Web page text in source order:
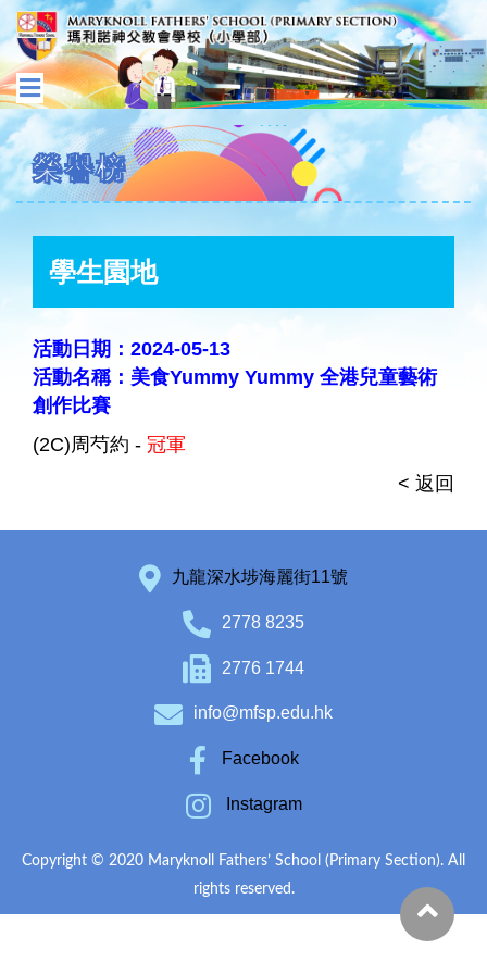
榮譽榜
學生園地
活動日期：2024-05-13
活動名稱：美食Yummy Yummy 全港兒童藝術
創作比賽
(2C)周芍約 - 冠軍
< 返回
九龍深水埗海麗街11號
2778 8235
2776 1744
info@mfsp.edu.hk
Facebook
Instagram
Copyright © 2020 Maryknoll Fathers’ School (Primary Section). All
rights reserved.